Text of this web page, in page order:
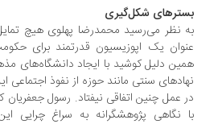
شکل‌گیری
نظر می‌رسید محمدرضا پهلوی هیچ تمایل
یک اپوزیسیون قدرتمند برای حکومت
دلیل کوشید با ایجاد دانشگاه‌های مذهبی و
سنتی مانند حوزه از نفوذ اجتماعی این
عمل چنین اتفاقی نیفتاد. رسول جعفریان که
نگاهی پژوهشگرانه به سراغ چرایی این